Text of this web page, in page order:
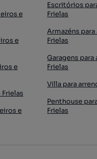
e
e
e
e
Escritórios
Frielas
Armazéns
Frielas
Garagens
Frielas
Villa para
Penthouse
Frielas